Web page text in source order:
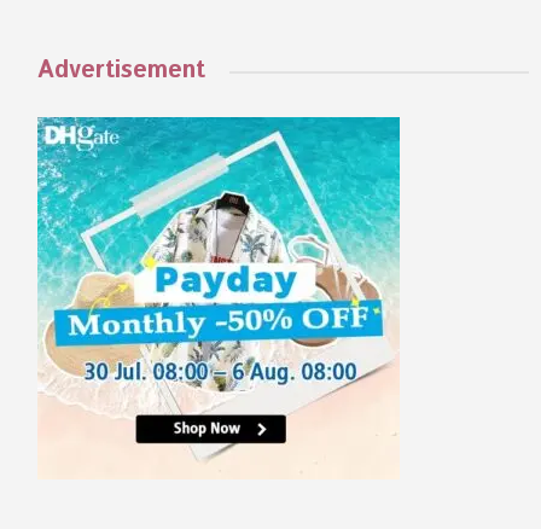
Advertisement